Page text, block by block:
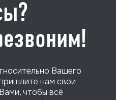
Вашего
нам свои
чтобы всё